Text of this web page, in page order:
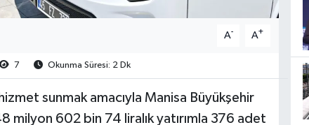
A- A+
7 Okunma Süresi: 2 Dk
sunmak amacıyla Manisa Büyükşehir
milyon 602 bin 74 liralık yatırımla 376 adet